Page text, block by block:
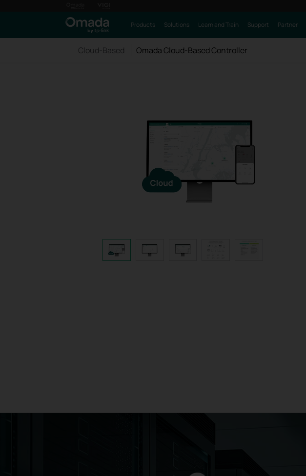
Products Solutions Learn and Train Support Partner
Cloud-Based Omada Cloud-Based Controller